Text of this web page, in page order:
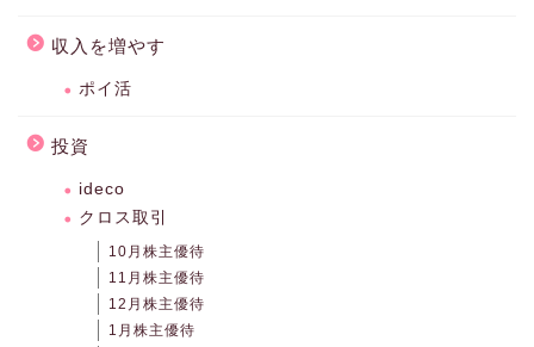
収入を増やす
ポイ活
投資
ideco
クロス取引
10月株主優待
11月株主優待
12月株主優待
1月株主優待